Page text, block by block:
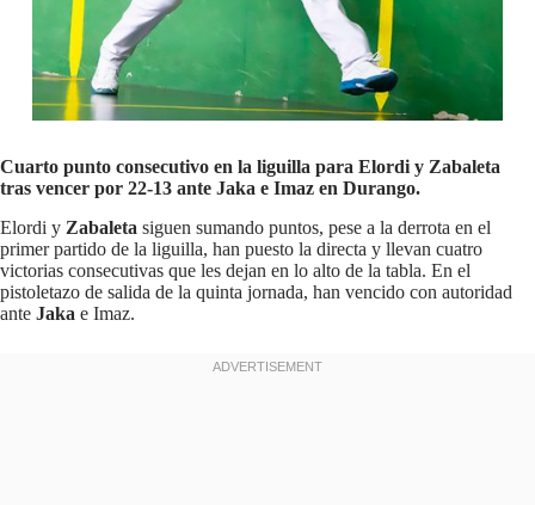
Cuarto punto consecutivo en la liguilla para Elordi y Zabaleta
tras vencer por 22-13 ante Jaka e Imaz en Durango.
Elordi y Zabaleta siguen sumando puntos, pese a la derrota en el
primer partido de la liguilla, han puesto la directa y llevan cuatro
victorias consecutivas que les dejan en lo alto de la tabla. En el
pistoletazo de salida de la quinta jornada, han vencido con autoridad
ante Jaka e Imaz.